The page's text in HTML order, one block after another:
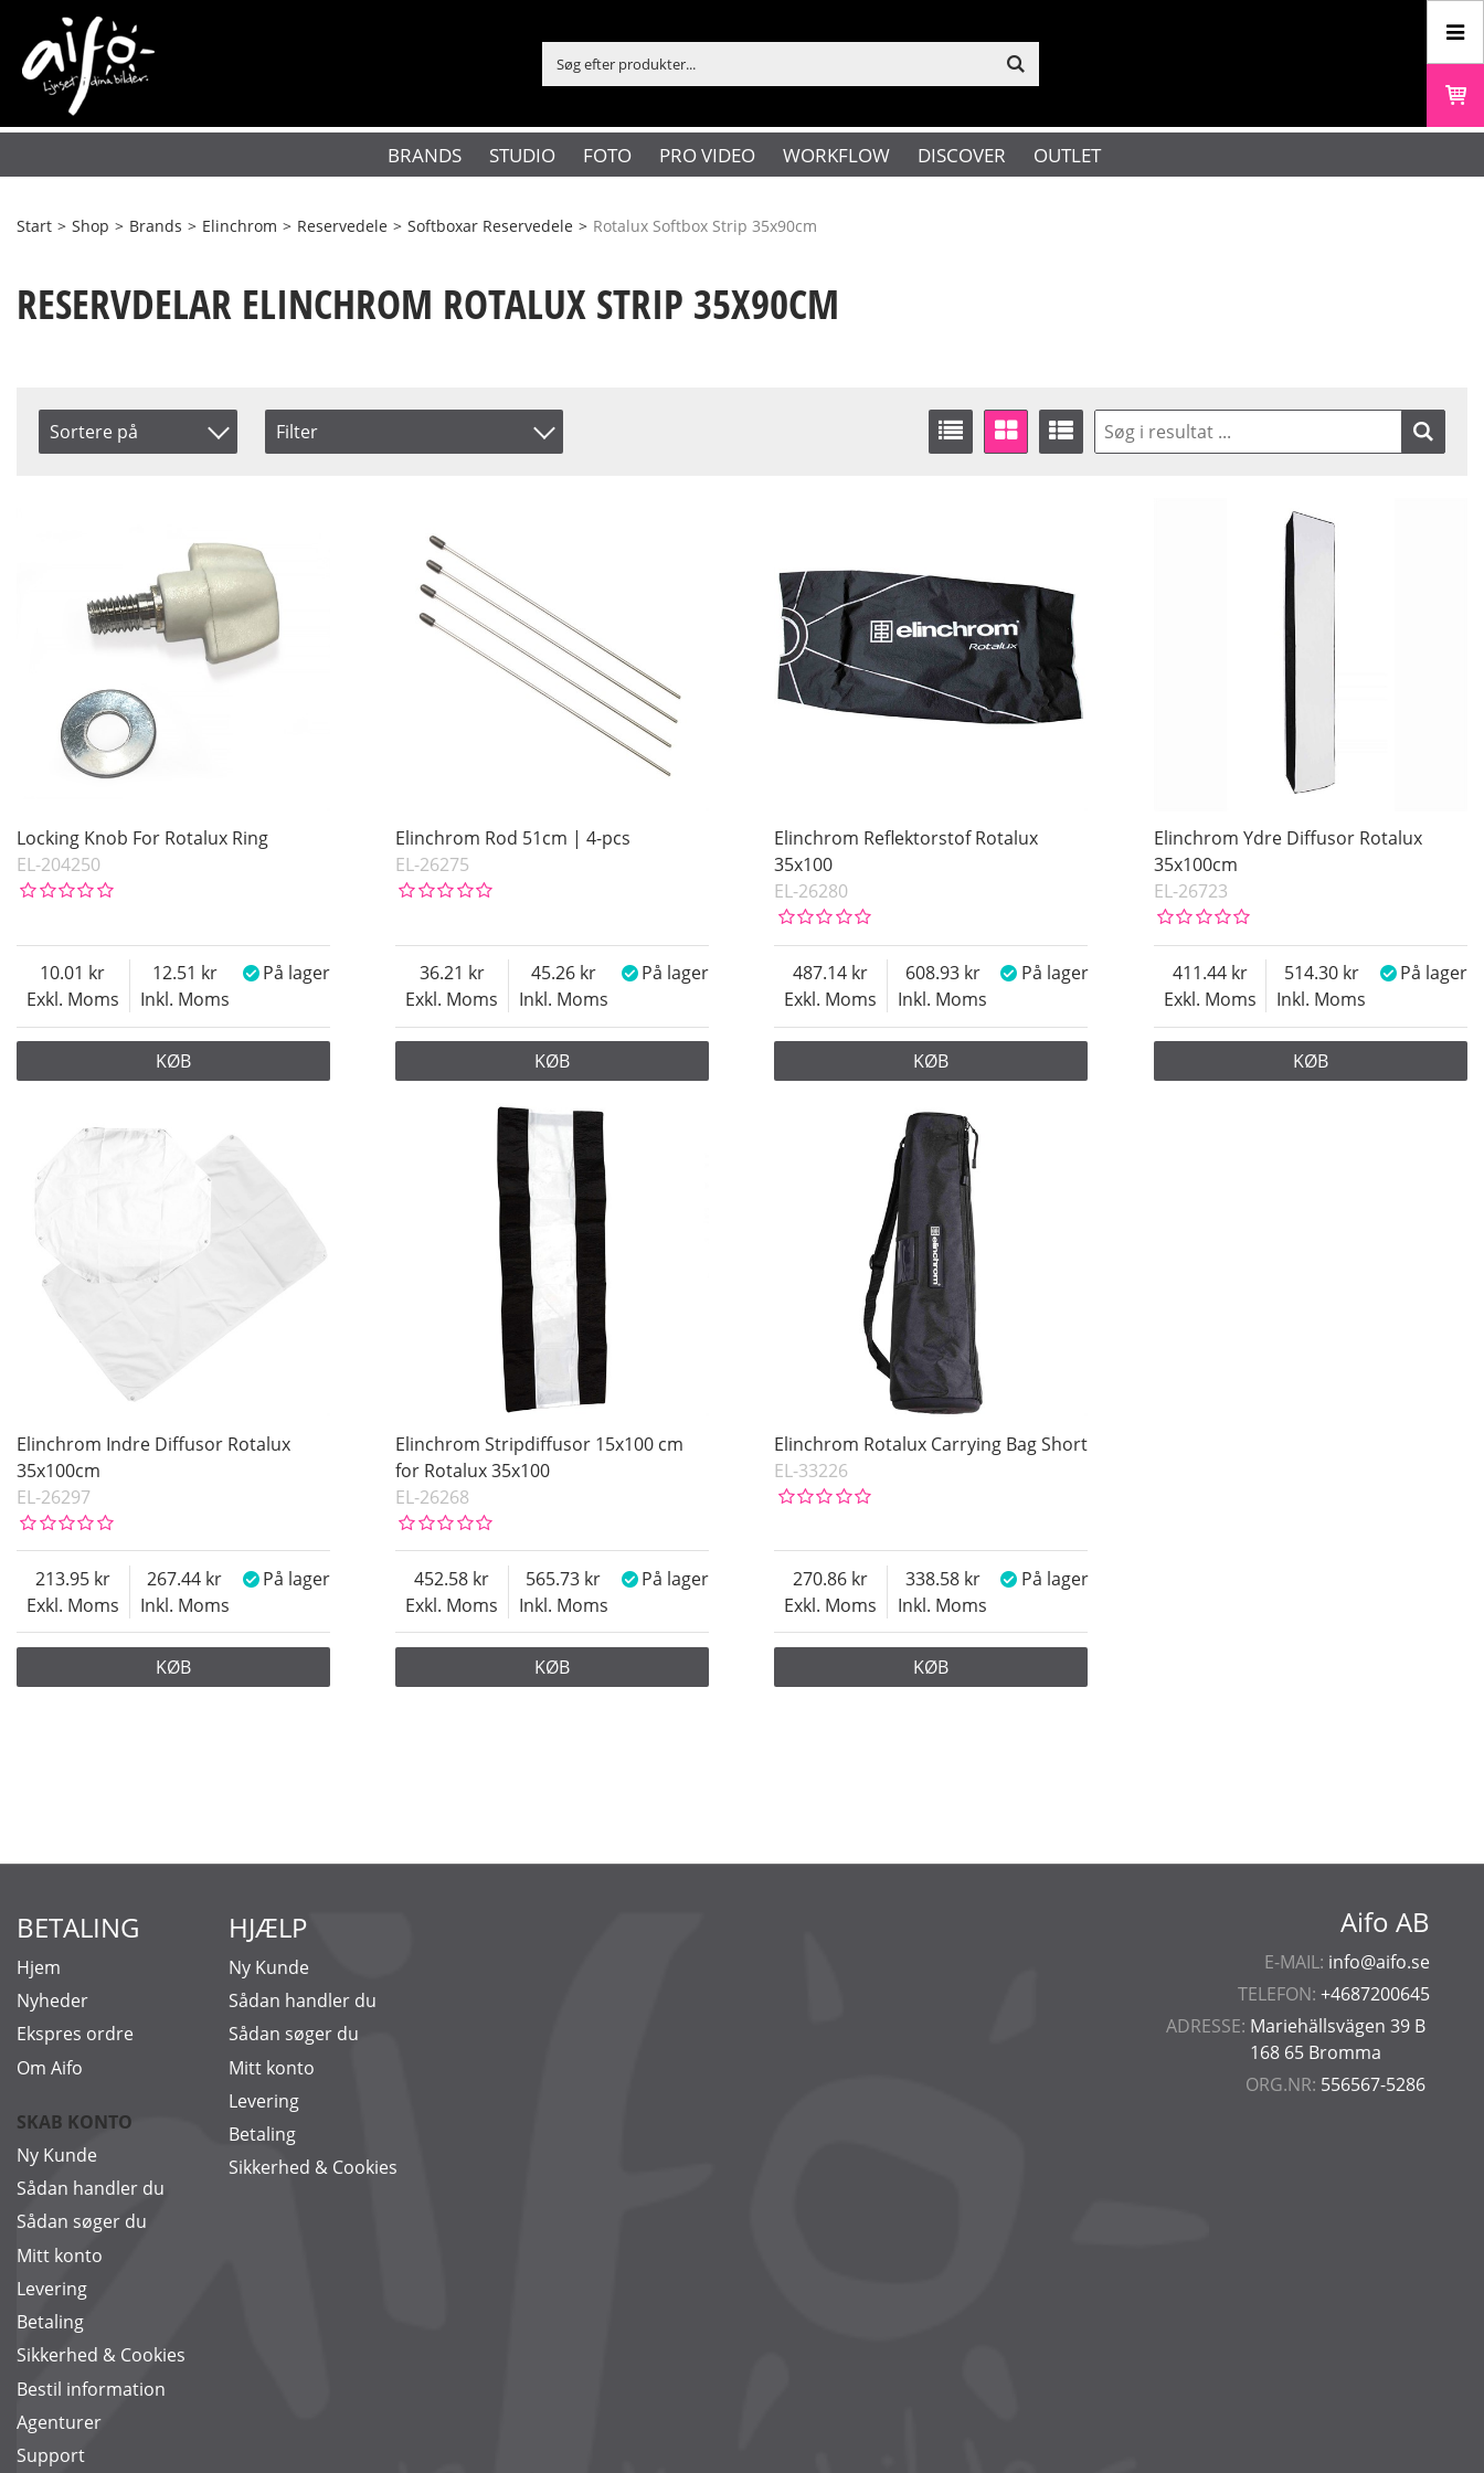
BRANDS STUDIO FOTO PRO VIDEO WORKFLOW DISCOVER OUTLET
Start > Shop > Brands > Elinchrom > Reservedele > Softboxar Reservedele > Rotalux Softbox Strip 35x90cm
RESERVDELAR ELINCHROM ROTALUX STRIP 35X90CM
Sortere på Filter
Locking Knob For Rotalux Ring
EL-204250
Exkl. Moms
10.01
Inkl. Moms
12.51 På lager
KØB
Elinchrom Rod 51cm | 4-pcs
EL-26275
Exkl. Moms
36.21
Inkl. Moms
45.26 På lager
KØB
Elinchrom Reflektorstof Rotalux
35x100
EL-26280
Exkl. Moms
487.14
Inkl. Moms
608.93 På lager
KØB
Elinchrom Ydre Diffusor Rotalux
35x100cm
EL-26723
Exkl. Moms
411.44
Inkl. Moms
514.30 På lager
KØB
Elinchrom Indre Diffusor Rotalux
35x100cm
EL-26297
Exkl. Moms
213.95
Inkl. Moms
267.44 På lager
KØB
Elinchrom Stripdiffusor 15x100 cm
for Rotalux 35x100
EL-26268
Exkl. Moms
452.58
Inkl. Moms
565.73 På lager
KØB
Elinchrom Rotalux Carrying Bag Short
EL-33226
Exkl. Moms
270.86
Inkl. Moms
338.58 På lager
KØB
Aifo AB
E-MAIL: info@aifo.se
TELEFON: +4687200645
ADRESSE: Mariehällsvägen 39 B
168 65 Bromma
ORG.NR: 556567-5286
BETALING
Hjem
Nyheder
Ekspres ordre
Om Aifo
SKAB KONTO
Ny Kunde
Sådan handler du
Sådan søger du
Mitt konto
Levering
Betaling
Sikkerhed & Cookies
Bestil information
Agenturer
Support
HJÆLP
Ny Kunde
Sådan handler du
Sådan søger du
Mitt konto
Levering
Betaling
Sikkerhed & Cookies